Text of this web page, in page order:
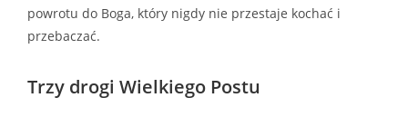
powrotu do Boga, który nigdy nie przestaje kochać i
przebaczać.
Trzy drogi Wielkiego Postu